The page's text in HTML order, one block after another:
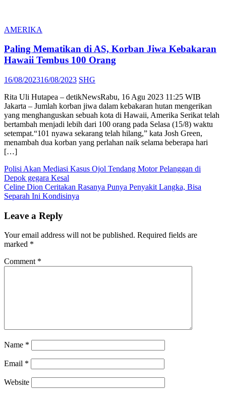
AMERIKA
Paling Mematikan di AS, Korban Jiwa Kebakaran
Hawaii Tembus 100 Orang
Posted
16/08/202316/08/2023 Author
SHG
Rita Uli Hutapea – detikNewsRabu, 16 Agu 2023 11:25 WIB
Jakarta – Jumlah korban jiwa dalam kebakaran hutan mengerikan
yang menghanguskan sebuah kota di Hawaii, Amerika Serikat telah
bertambah menjadi lebih dari 100 orang pada Selasa (15/8) waktu
setempat.“101 nyawa sekarang telah hilang,” kata Josh Green,
menambah dua korban yang perlahan naik selama beberapa hari
[…]
Post
navigation
Polisi Akan Mediasi Kasus Ojol Tendang Motor Pelanggan di
Depok gegara Kesal
Celine Dion Ceritakan Rasanya Punya Penyakit Langka, Bisa
Separah Ini Kondisinya
Leave a Reply
Your email address will not be published. Required fields are
marked *
Comment *
Name *
Email *
Website